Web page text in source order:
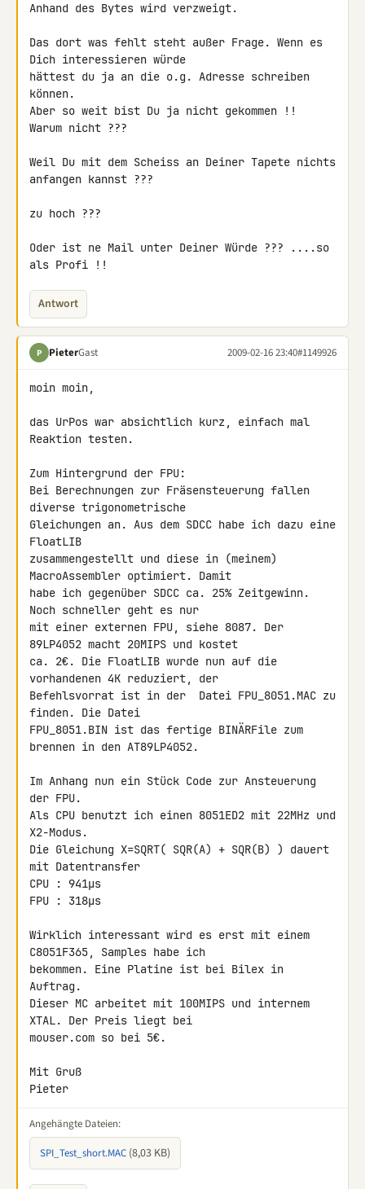
Anhand des Bytes wird verzweigt.
Das dort was fehlt steht außer Frage. Wenn es
Dich interessieren würde
hättest du ja an die o.g. Adresse schreiben
können.
Aber so weit bist Du ja nicht gekommen !!
Warum nicht ???
Weil Du mit dem Scheiss an Deiner Tapete nichts
anfangen kannst ???
zu hoch ???
Oder ist ne Mail unter Deiner Würde ??? ....so
als Profi !!
Antwort
P PieterGast 2009-02-16 23:40#1149926
moin moin,
das UrPos war absichtlich kurz, einfach mal
Reaktion testen.
Zum Hintergrund der FPU:
Bei Berechnungen zur Fräsensteuerung fallen
diverse trigonometrische
Gleichungen an. Aus dem SDCC habe ich dazu eine
FloatLIB
zusammengestellt und diese in (meinem)
MacroAssembler optimiert. Damit
habe ich gegenüber SDCC ca. 25% Zeitgewinn.
Noch schneller geht es nur
mit einer externen FPU, siehe 8087. Der
89LP4052 macht 20MIPS und kostet
ca. 2€. Die FloatLIB wurde nun auf die
vorhandenen 4K reduziert, der
Befehlsvorrat ist in der  Datei FPU_8051.MAC zu
finden. Die Datei
FPU_8051.BIN ist das fertige BINÄRFile zum
brennen in den AT89LP4052.
Im Anhang nun ein Stück Code zur Ansteuerung
der FPU.
Als CPU benutzt ich einen 8051ED2 mit 22MHz und
X2-Modus.
Die Gleichung X=SQRT( SQR(A) + SQR(B) ) dauert
mit Datentransfer
CPU : 941µs
FPU : 318µs
Wirklich interessant wird es erst mit einem
C8051F365, Samples habe ich
bekommen. Eine Platine ist bei Bilex in
Auftrag.
Dieser MC arbeitet mit 100MIPS und internem
XTAL. Der Preis liegt bei
mouser.com so bei 5€.
Mit Gruß
Pieter
Angehängte Dateien:
SPI_Test_short.MAC (8,03 KB)